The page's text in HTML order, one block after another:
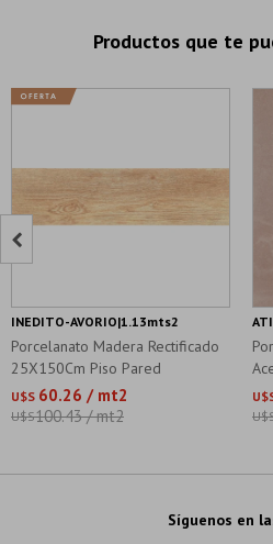
Productos que te
Porcelanato Madera Rectificado
25X150Cm Piso Pared
U$S 60.26 / mt2
U$S100.43 / mt2
INEDITO-AVORIO|1.13mts2

Síguenos en